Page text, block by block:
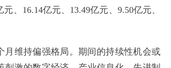
、16.14亿元、13.49亿元、9.50亿元、
维持偏强格局。期间的持续性机会或